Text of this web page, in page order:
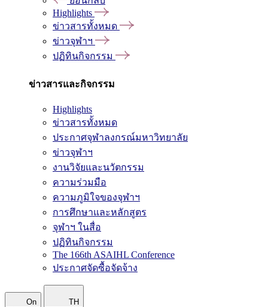
Highlights
ข่าวสารทั้งหมด
ข่าวจุฬาฯ
ปฏิทินกิจกรรม
ข่าวสารและกิจกรรม
Highlights
ข่าวสารทั้งหมด
ประกาศจุฬาลงกรณ์มหาวิทยาลัย
ข่าวจุฬาฯ
งานวิจัยและนวัตกรรม
ความร่วมมือ
ความภูมิใจของจุฬาฯ
การศึกษาและหลักสูตร
จุฬาฯ ในสื่อ
ปฏิทินกิจกรรม
The 166th ASAIHL Conference
ประกาศจัดซื้อจัดจ้าง
On TH